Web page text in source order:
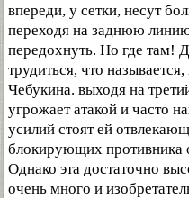
впереди, у сетки, несут
переходя на заднюю
передохнуть. Но где там!
трудиться, что
Чебукина. выходя на
угрожает атакой и часто
усилий стоят ей
блокирующих противника
Однако эта достаточно
очень много и